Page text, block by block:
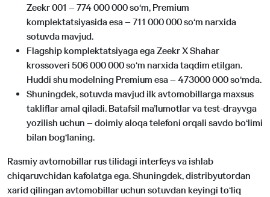
Zeekr 001 – 774 000 000 so‘m, Premium
komplektatsiyasida esa – 711 000 000 so‘m narxida
sotuvda mavjud.
Flagship komplektatsiyaga ega Zeekr X Shahar
krossoveri 506 000 000 so‘m narxida taqdim etilgan.
Huddi shu modelning Premium esa – 473000 000 so‘mda.
Shuningdek, sotuvda mavjud ilk avtomobillarga maxsus
takliflar amal qiladi. Batafsil ma’lumotlar va test-drayvga
yozilish uchun – doimiy aloqa telefoni orqali savdo bo‘limi
bilan bog‘laning.
Rasmiy avtomobillar rus tilidagi interfeys va ishlab
chiqaruvchidan kafolatga ega. Shuningdek, distribyutordan
xarid qilingan avtomobillar uchun sotuvdan keyingi to‘liq